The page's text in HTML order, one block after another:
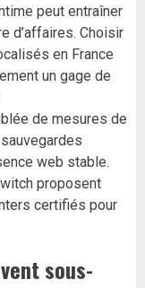
peut entraîner
d’affaires. Choisir
en France
un gage de
de mesures de
web stable.
proposent
certifiés pour
sous-